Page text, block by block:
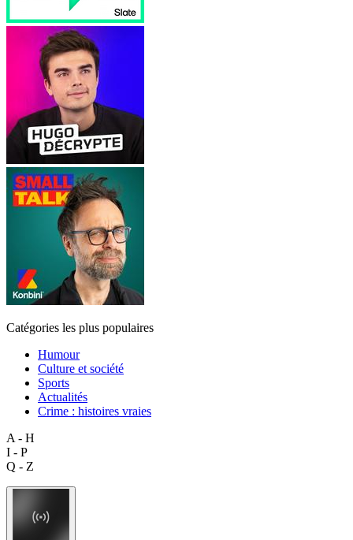
Catégories les plus populaires
Humour
Culture et société
Sports
Actualités
Crime : histoires vraies
A - H
I - P
Q - Z